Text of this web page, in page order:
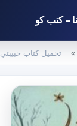
تحميل كتاب حبيبتي PDF تأليف نزار قباني مجانا [كامل]